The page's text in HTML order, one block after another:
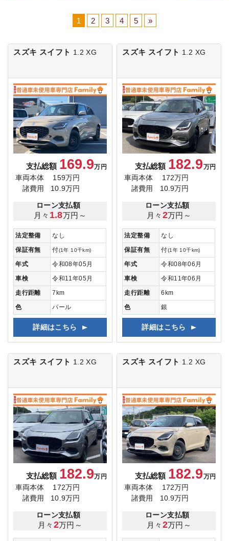
1 2 3 4 5 »
スズキ スイフト 1.2 XG
支払総額 169.9万円
車両本体
159万円
諸費用
10.9万円
ローン支払額
月々 1.8万円～
法定整備
なし
保証有無
付(1年 10千km)
年式
令和08年05月
車検
令和11年05月
走行距離
7km
色
パール
詳細はこちら
スズキ スイフト 1.2 XG
支払総額 182.9万円
車両本体
172万円
諸費用
10.9万円
ローン支払額
月々 2万円～
法定整備
なし
保証有無
付(1年 10千km)
年式
令和08年06月
車検
令和11年06月
走行距離
6km
色
銀
詳細はこちら
スズキ スイフト 1.2 XG
支払総額 182.9万円
車両本体
172万円
諸費用
10.9万円
ローン支払額
月々 2万円～
スズキ スイフト 1.2 XG
支払総額 182.9万円
車両本体
172万円
諸費用
10.9万円
ローン支払額
月々 2万円～